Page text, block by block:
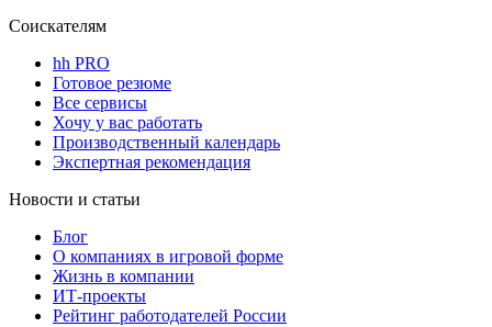
Соискателям
hh PRO
Готовое резюме
Все сервисы
Хочу у вас работать
Производственный календарь
Экспертная рекомендация
Новости и статьи
Блог
О компаниях в игровой форме
Жизнь в компании
ИТ-проекты
Рейтинг работодателей России